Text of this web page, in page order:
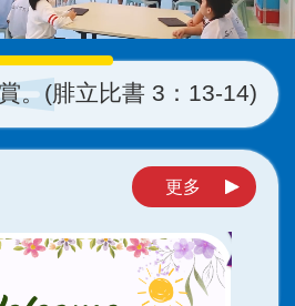
(腓立比書 3：13-14)
更多